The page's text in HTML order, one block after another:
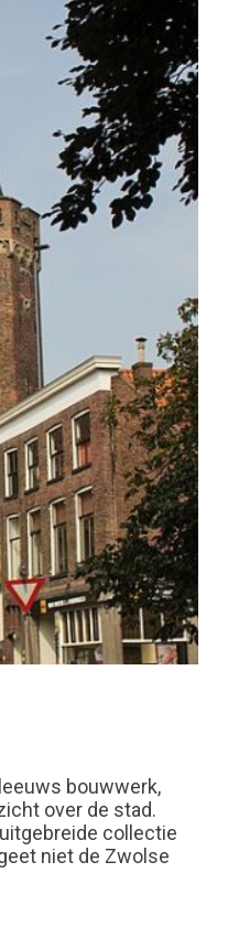
bouwwerk,
over de stad.
collectie
niet de Zwolse